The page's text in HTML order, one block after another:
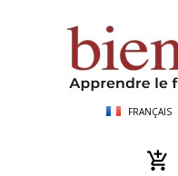
FRANÇAIS